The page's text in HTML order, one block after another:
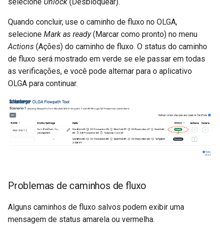
Quando concluir, use o caminho de fluxo no OLGA,
selecione Mark as ready(Marcar como pronto) no menu
Actions (Ações) do caminho de fluxo. O status do caminho
de fluxo será mostrado em verde se ele passar em todas
as verificações, e você pode alternar para o aplicativo
OLGA para continuar.
Problemas de caminhos de fluxo
Alguns caminhos de fluxo salvos podem exibir uma
mensagem de status amarela ou vermelha.